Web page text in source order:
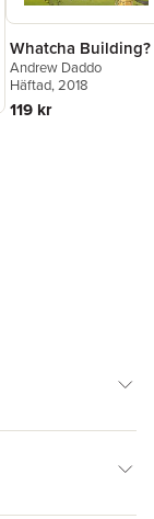
Whatcha Building?
Andrew Daddo
Häftad, 2018
119 kr